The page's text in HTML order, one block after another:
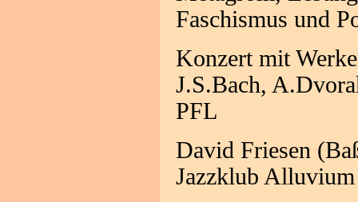
Faschismus und
Konzert mit
J.S.Bach,
PFL
David Friesen
Jazzklub Alluvium